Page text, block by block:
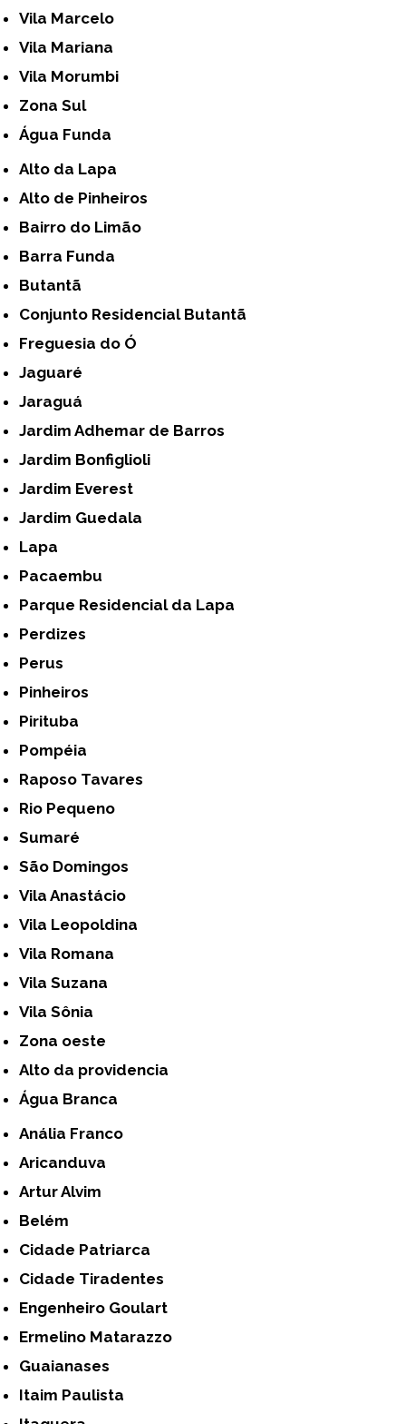
Vila Marcelo
Vila Mariana
Vila Morumbi
Zona Sul
Água Funda
Alto da Lapa
Alto de Pinheiros
Bairro do Limão
Barra Funda
Butantã
Conjunto Residencial Butantã
Freguesia do Ó
Jaguaré
Jaraguá
Jardim Adhemar de Barros
Jardim Bonfiglioli
Jardim Everest
Jardim Guedala
Lapa
Pacaembu
Parque Residencial da Lapa
Perdizes
Perus
Pinheiros
Pirituba
Pompéia
Raposo Tavares
Rio Pequeno
Sumaré
São Domingos
Vila Anastácio
Vila Leopoldina
Vila Romana
Vila Suzana
Vila Sônia
Zona oeste
alto da providencia
Água Branca
Anália Franco
Aricanduva
Artur Alvim
Belém
Cidade Patriarca
Cidade Tiradentes
Engenheiro Goulart
Ermelino Matarazzo
Guaianases
Itaim Paulista